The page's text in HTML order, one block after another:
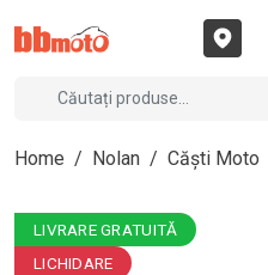
Home / Nolan / Căști Moto
LIVRARE GRATUITĂ
LICHIDARE